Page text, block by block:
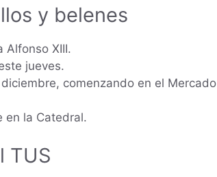
y belenes
Alfonso XIII.
jueves.
comenzando en el Mercado
en la Catedral.
TUS